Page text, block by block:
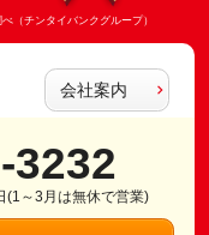
（チンタイバンクグループ）
会社案内
3232
(1～3月は無休で営業)